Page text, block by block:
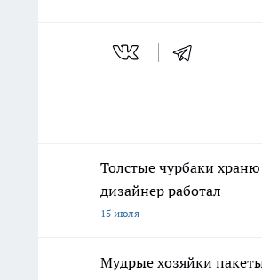
Толстые чурбаки
дизайнер работал
15 июля
Мудрые хозяйки